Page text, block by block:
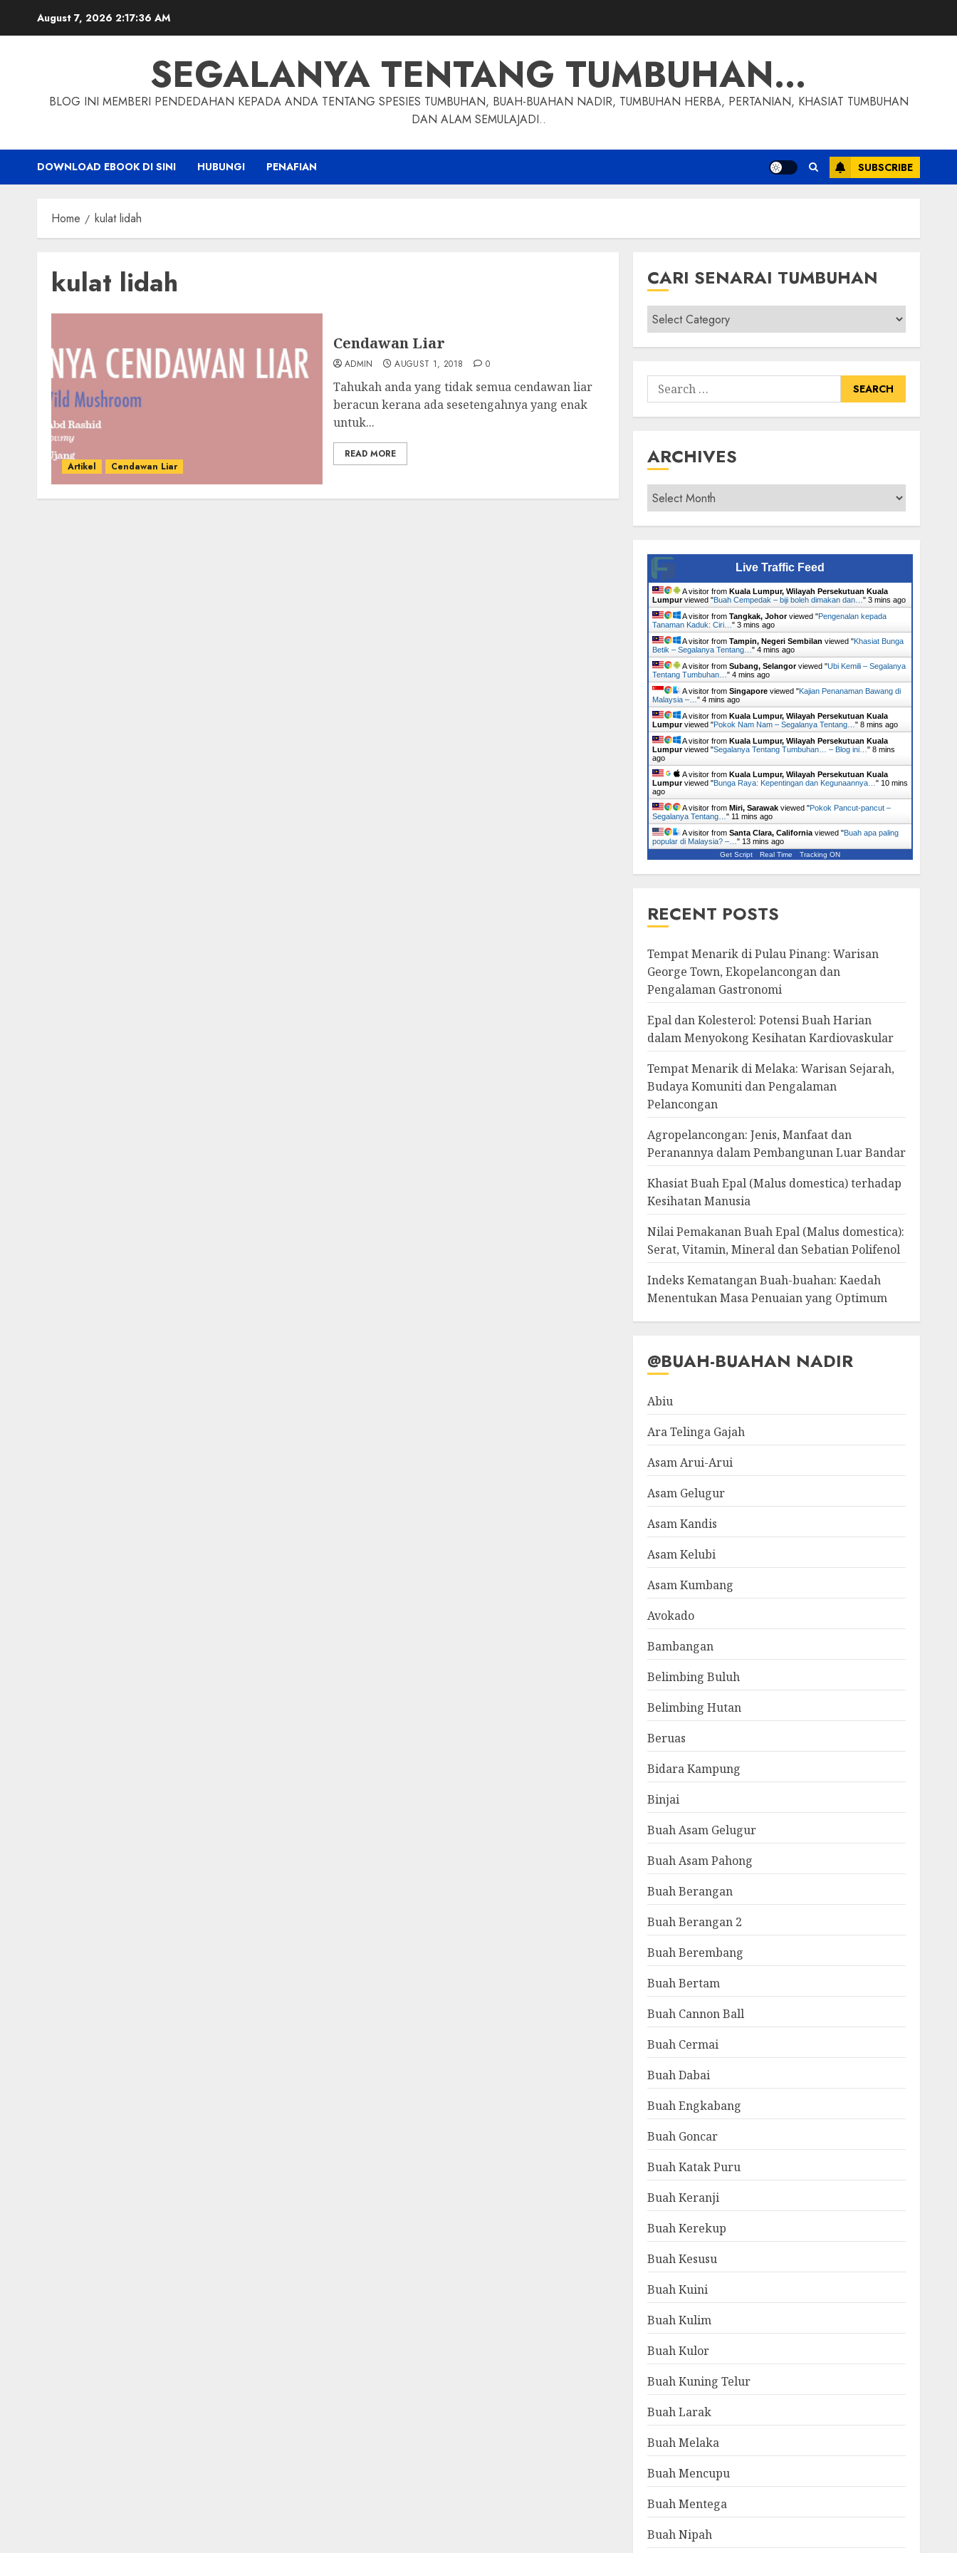
August 7, 2026 2:17:37 AM
SEGALANYA TENTANG TUMBUHAN…
BLOG INI MEMBERI PENDEDAHAN KEPADA ANDA TENTANG SPESIES TUMBUHAN, BUAH-BUAHAN NADIR, TUMBUHAN HERBA, PERTANIAN, KHASIAT TUMBUHAN
DAN ALAM SEMULAJADI..
DOWNLOAD EBOOK DI SINI HUBUNGI PENAFIAN SUBSCRIBE
Home kulat lidah
kulat lidah
Artikel Cendawan Liar
Cendawan Liar
ADMIN AUGUST 1, 2018 0
Tahukah anda yang tidak semua cendawan liar
beracun kerana ada sesetengahnya yang enak
untuk...
READ MORE
CARI SENARAI TUMBUHAN
Cari
Senarai
Tumbuhan
Search
for:
ARCHIVES
Archives
Live Traffic Feed
A visitor from Kuala Lumpur, Wilayah Persekutuan Kuala
Lumpurviewed "Buah Cempedak – biji boleh dimakan dan… " 3 mins ago
A visitor from Tangkak, Johorviewed "Pengenalan kepada
Tanaman Kaduk: Ciri… " 3 mins ago
A visitor from Tampin, Negeri Sembilan viewed "Khasiat Bunga
Betik – Segalanya Tentang… " 4 mins ago
A visitor from Subang, Selangorviewed "Ubi Kemili – Segalanya
Tentang Tumbuhan… " 4 mins ago
A visitor from Singaporeviewed "Kajian Penanaman Bawang di
Malaysia –… " 4 mins ago
A visitor from Kuala Lumpur, Wilayah Persekutuan Kuala
Lumpurviewed "Pokok Nam Nam – Segalanya Tentang… " 8 mins ago
A visitor from Kuala Lumpur, Wilayah Persekutuan Kuala
Lumpurviewed "Segalanya Tentang Tumbuhan… – Blog ini… " 8 mins
ago
A visitor from Kuala Lumpur, Wilayah Persekutuan Kuala
Lumpurviewed "Bunga Raya: Kepentingan dan Kegunaannya… " 10 mins
ago
A visitor from Miri, Sarawakviewed "Pokok Pancut-pancut –
Segalanya Tentang… " 11 mins ago
A visitor from Santa Clara, Californiaviewed "Buah apa paling
popular di Malaysia? –… " 13 mins ago
Get Script Real Time Tracking ON
RECENT POSTS
Tempat Menarik di Pulau Pinang: Warisan
George Town, Ekopelancongan dan
Pengalaman Gastronomi
Epal dan Kolesterol: Potensi Buah Harian
dalam Menyokong Kesihatan Kardiovaskular
Tempat Menarik di Melaka: Warisan Sejarah,
Budaya Komuniti dan Pengalaman
Pelancongan
Agropelancongan: Jenis, Manfaat dan
Peranannya dalam Pembangunan Luar Bandar
Khasiat Buah Epal (Malus domestica) terhadap
Kesihatan Manusia
Nilai Pemakanan Buah Epal (Malus domestica):
Serat, Vitamin, Mineral dan Sebatian Polifenol
Indeks Kematangan Buah-buahan: Kaedah
Menentukan Masa Penuaian yang Optimum
@BUAH-BUAHAN NADIR
Abiu
Ara Telinga Gajah
Asam Arui-Arui
Asam Gelugur
Asam Kandis
Asam Kelubi
Asam Kumbang
Avokado
Bambangan
Belimbing Buluh
Belimbing Hutan
Beruas
Bidara Kampung
Binjai
Buah Asam Gelugur
Buah Asam Pahong
Buah Berangan
Buah Berangan 2
Buah Berembang
Buah Bertam
Buah Cannon Ball
Buah Cermai
Buah Dabai
Buah Engkabang
Buah Goncar
Buah Katak Puru
Buah Keranji
Buah Kerekup
Buah Kesusu
Buah Kuini
Buah Kulim
Buah Kulor
Buah Kuning Telur
Buah Larak
Buah Melaka
Buah Mencupu
Buah Mentega
Buah Nipah